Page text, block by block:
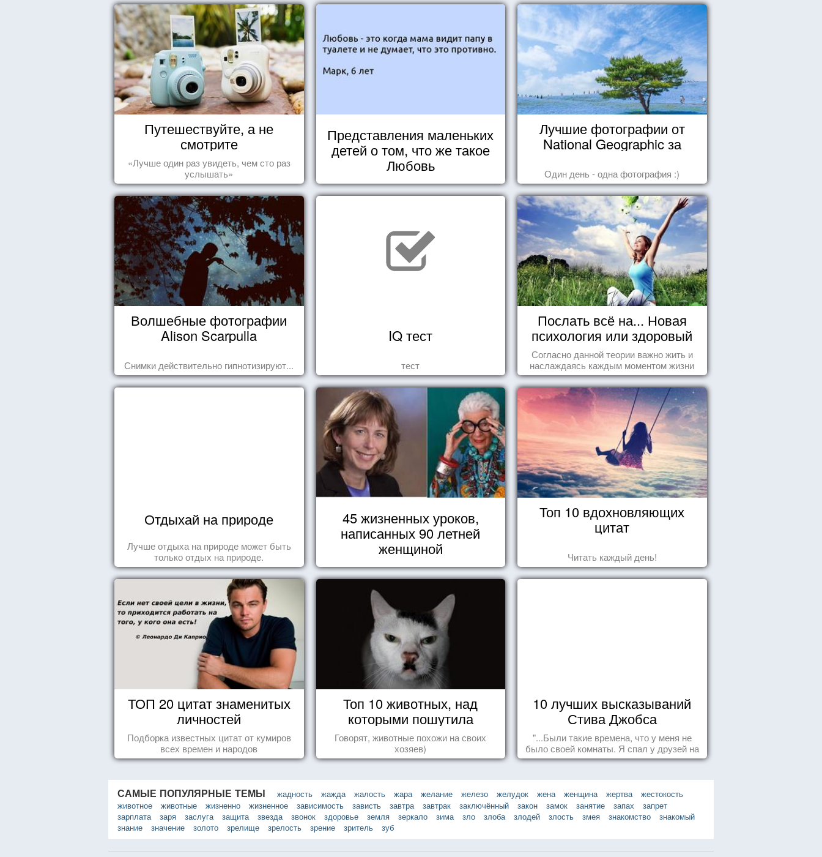
Брат мой приметил первую звездочку
На сумеречной реке
И спросил:«Вот эту звезду?»
Путешествуйте, а не
смотрите
«Лучше один раз увидеть, чем сто раз
услышать»
Представления маленьких
детей о том, что же такое
Любовь
Лучшие фотографии от
National Geographic за
Один день - одна фотография :)
Волшебные фотографии
Alison Scarpulla
Снимки действительно гипнотизируют...
IQ тест
тест
Послать всё на... Новая
психология или здоровый
пофигизм.
Согласно данной теории важно жить и
наслаждаясь каждым моментом жизни
осознанно и с удовольствием. Как это,
попробуем разобраться на реальных
примерах.
Отдыхай на природе
Лучше отдыха на природе может быть
только отдых на природе.
45 жизненных уроков,
написанных 90 летней
женщиной
Топ 10 вдохновляющих
цитат
Читать каждый день!
ТОП 20 цитат знаменитых
личностей
Подборка известных цитат от кумиров
всех времен и народов
Топ 10 животных, над
которыми пошутила
природа
Говорят, животные похожи на своих
хозяев)
10 лучших высказываний
Стива Джобса
"...Были такие времена, что у меня не
было своей комнаты. Я спал у друзей на
полу, а для того, чтобы купить еды -
САМЫЕ ПОПУЛЯРНЫЕ ТЕМЫ жадность жажда жалость жара желание железо желудок жена женщина жертва
жестокость
животное
животные жизненно жизненное зависимость зависть завтра завтрак заключённый закон замок занятие запах
запрет
зарплата
заря заслуга защита звезда звонок здоровье земля зеркало зима зло злоба злодей злость змея знакомство
знакомый
знание
значение золото зрелище зрелость зрение зритель зуб